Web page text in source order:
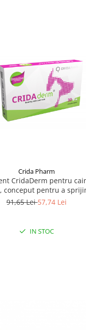
Crida Pharm
CridaDerm pentru
conceput pentru a
pielii și blănii - 30
91,65 Lei57,74 Lei
IN STOC